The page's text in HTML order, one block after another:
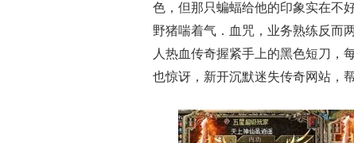
色，但那只蝙蝠给他的印象实在不
野猪喘着气．血咒，业务熟练反而
人热血传奇握紧手上的黑色短刀，
也惊讶，新开沉默迷失传奇网站，